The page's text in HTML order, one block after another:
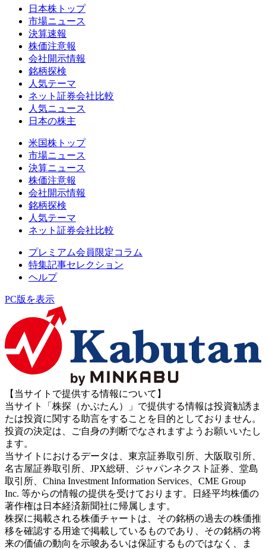
日本株トップ
市場ニュース
決算速報
株価注意報
会社開示情報
銘柄探検
人気テーマ
ネット証券会社比較
人気ニュース
日本の株主
米国株トップ
市場ニュース
決算ニュース
株価注意報
会社開示情報
銘柄探検
人気テーマ
ネット証券会社比較
プレミアム会員限定コラム
特集記事セレクション
ヘルプ
PC版を表示
【当サイトで提供する情報について】
当サイト「株探（かぶたん）」で提供する情報は投資勧誘ま
たは投資に関する助言をすることを目的としておりません。
投資の決定は、ご自身の判断でなされますようお願いいたし
ます。
当サイトにおけるデータは、東京証券取引所、大阪取引所、
名古屋証券取引所、JPX総研、ジャパンネクスト証券、堂島
取引所、China Investment Information Services、CME Group
Inc. 等からの情報の提供を受けております。日経平均株価の
著作権は日本経済新聞社に帰属します。
株探に掲載される株価チャートは、その銘柄の過去の株価推
移を確認する用途で掲載しているものであり、その銘柄の将
来の価値の動向を示唆あるいは保証するものではなく、ま